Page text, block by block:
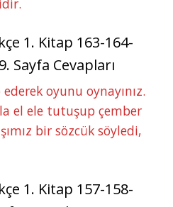
1. Kitap 163-164-
Sayfa Cevapları
oyunu oynayınız.
el ele tutuşup çember
bir sözcük söyledi,
1. Kitap 157-158-